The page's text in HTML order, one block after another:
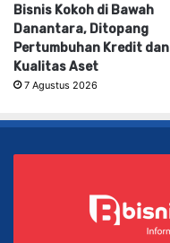
Bisnis Kokoh di Bawah
Danantara, Ditopang
Pertumbuhan Kredit dan
Kualitas Aset
7 Agustus 2026